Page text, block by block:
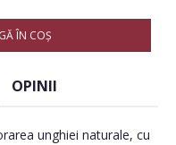
ÎN COŞ
OPINII
unghiei naturale, cu